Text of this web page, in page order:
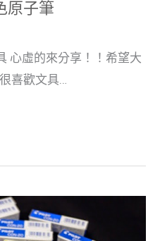
原子筆
心虛的來分享！！希望大
喜歡文具…